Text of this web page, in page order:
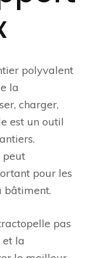
polyvalent
la
charger,
est un outil
peut
pour les
bâtiment.
pas
et la